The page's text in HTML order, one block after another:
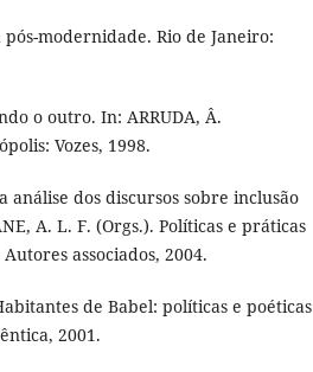
modernidade. Rio de Janeiro:
o outro. In: ARRUDA, Â.
Vozes, 1998.
análise dos discursos sobre inclusão
A. L. F. (Orgs.). Políticas e práticas
associados, 2004.
de Babel: políticas e poéticas
2001.